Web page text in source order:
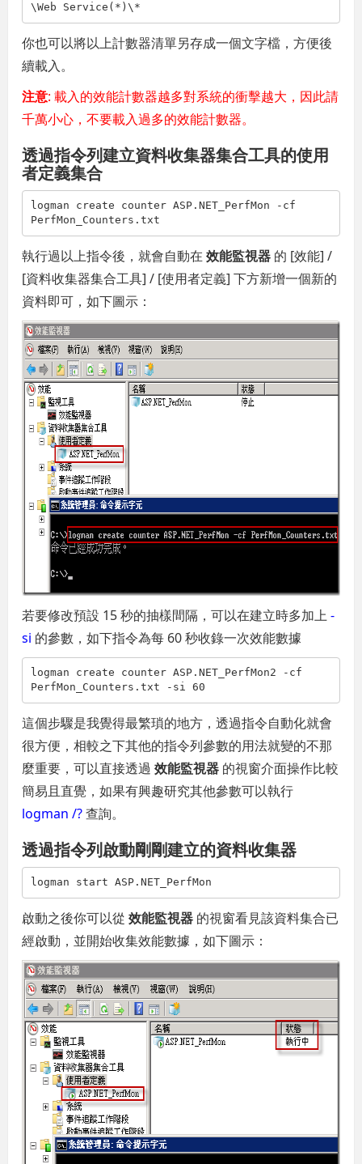
\Web Service(*)\*
你也可以將以上計數器清單另存成一個文字檔，方便後
續載入。
注意: 載入的效能計數器越多對系統的衝擊越大，因此請
千萬小心，不要載入過多的效能計數器。
透過指令列建立資料收集器集合工具的使用
者定義集合
logman create counter ASP.NET_PerfMon -cf
PerfMon_Counters.txt
執行過以上指令後，就會自動在效能監視器 的 [效能] /
[資料收集器集合工具] / [使用者定義] 下方新增一個新的
資料即可，如下圖示：
若要修改預設 15 秒的抽樣間隔，可以在建立時多加上-
si 的參數，如下指令為每 60 秒收錄一次效能數據
logman create counter ASP.NET_PerfMon2 -cf
PerfMon_Counters.txt -si 60
這個步驟是我覺得最繁瑣的地方，透過指令自動化就會
很方便，相較之下其他的指令列參數的用法就變的不那
麼重要，可以直接透過效能監視器 的視窗介面操作比較
簡易且直覺，如果有興趣研究其他參數可以執行
logman /?查詢。
透過指令列啟動剛剛建立的資料收集器
logman start ASP.NET_PerfMon
啟動之後你可以從效能監視器 的視窗看見該資料集合已
經啟動，並開始收集效能數據，如下圖示：